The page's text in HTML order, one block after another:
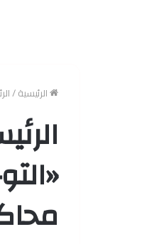
الرئيسية/